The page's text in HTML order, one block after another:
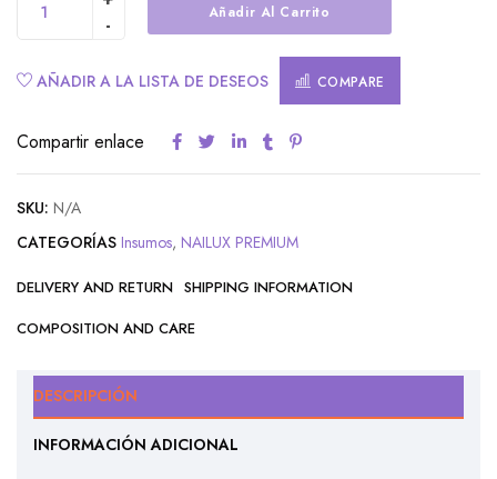
Añadir Al Carrito
AÑADIR A LA LISTA DE DESEOS COMPARE
Compartir enlace
SKU: N/A
CATEGORÍAS Insumos, NAILUX PREMIUM
DELIVERY AND RETURN SHIPPING INFORMATION
COMPOSITION AND CARE
DESCRIPCIÓN
INFORMACIÓN ADICIONAL